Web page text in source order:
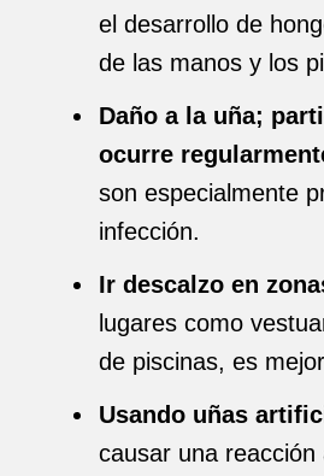
el desarrollo de
de las manos y los
Daño a la uña;
ocurre
son especialmente
infección.
Ir descalzo en
lugares como
de piscinas, es
Usando uñas
causar una reacción